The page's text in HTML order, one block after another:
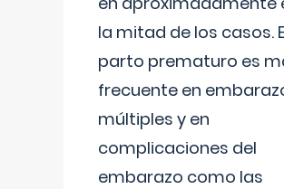
la mitad de los casos.
parto prematuro es
frecuente en
múltiples y en
complicaciones del
embarazo como las